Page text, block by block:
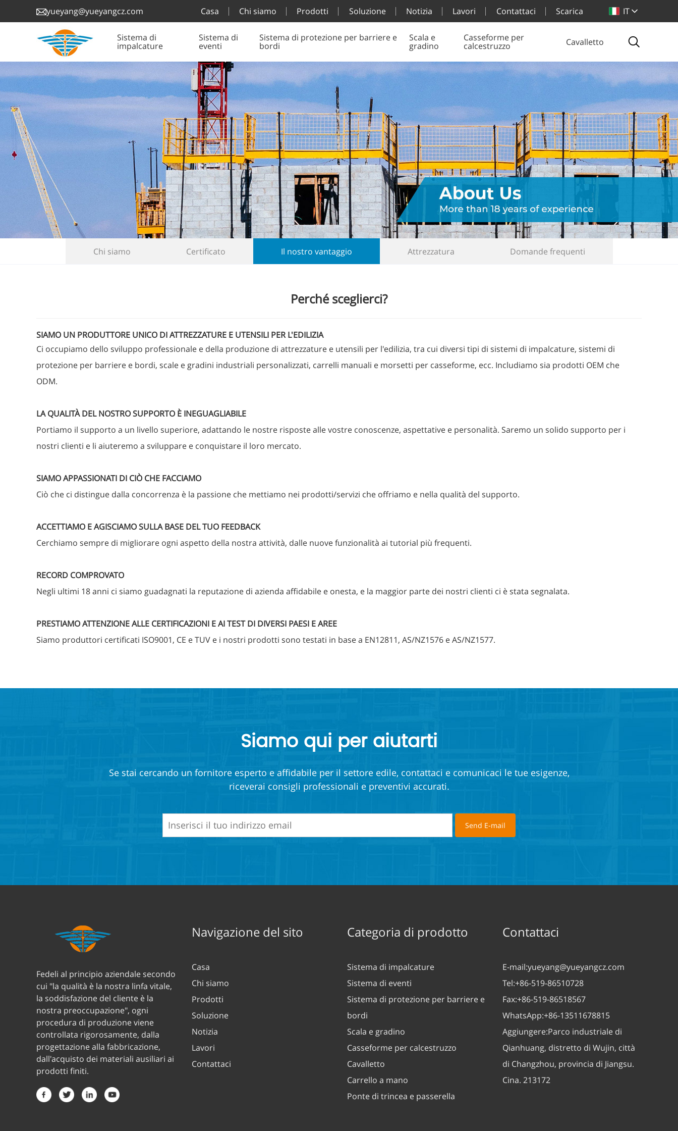
yueyang@yueyangcz.com Casa Chi siamo Prodotti Soluzione Notizia Lavori Contattaci Scarica IT
Sistema di
impalcature
Sistema di
eventi
Sistema di protezione per barriere e
bordi
Scala e
gradino
Casseforme per
calcestruzzo Cavalletto
Chi siamo Certificato Il nostro vantaggio Attrezzatura Domande frequenti
Perché sceglierci?
SIAMO UN PRODUTTORE UNICO DI ATTREZZATURE E UTENSILI PER L'EDILIZIA
Ci occupiamo dello sviluppo professionale e della produzione di attrezzature e utensili per l'edilizia, tra cui diversi tipi di sistemi di impalcature, sistemi di
protezione per barriere e bordi, scale e gradini industriali personalizzati, carrelli manuali e morsetti per casseforme, ecc. Includiamo sia prodotti OEM che
ODM.
LA QUALITÀ DEL NOSTRO SUPPORTO È INEGUAGLIABILE
Portiamo il supporto a un livello superiore, adattando le nostre risposte alle vostre conoscenze, aspettative e personalità. Saremo un solido supporto per i
nostri clienti e li aiuteremo a sviluppare e conquistare il loro mercato.
SIAMO APPASSIONATI DI CIÒ CHE FACCIAMO
Ciò che ci distingue dalla concorrenza è la passione che mettiamo nei prodotti/servizi che offriamo e nella qualità del supporto.
ACCETTIAMO E AGISCIAMO SULLA BASE DEL TUO FEEDBACK
Cerchiamo sempre di migliorare ogni aspetto della nostra attività, dalle nuove funzionalità ai tutorial più frequenti.
RECORD COMPROVATO
Negli ultimi 18 anni ci siamo guadagnati la reputazione di azienda affidabile e onesta, e la maggior parte dei nostri clienti ci è stata segnalata.
PRESTIAMO ATTENZIONE ALLE CERTIFICAZIONI E AI TEST DI DIVERSI PAESI E AREE
Siamo produttori certificati ISO9001, CE e TUV e i nostri prodotti sono testati in base a EN12811, AS/NZ1576 e AS/NZ1577.
Siamo qui per aiutarti
Se stai cercando un fornitore esperto e affidabile per il settore edile, contattaci e comunicaci le tue esigenze,
riceverai consigli professionali e preventivi accurati.
Fedeli al principio aziendale secondo
cui "la qualità è la nostra linfa vitale,
la soddisfazione del cliente è la
nostra preoccupazione", ogni
procedura di produzione viene
controllata rigorosamente, dalla
progettazione alla fabbricazione,
dall'acquisto dei materiali ausiliari ai
prodotti finiti.
Navigazione del sito
Casa
Chi siamo
Prodotti
Soluzione
Notizia
Lavori
Contattaci
Categoria di prodotto
Sistema di impalcature
Sistema di eventi
Sistema di protezione per barriere e
bordi
Scala e gradino
Casseforme per calcestruzzo
Cavalletto
Carrello a mano
Ponte di trincea e passerella
Contattaci
E-mail:yueyang@yueyangcz.com
Tel:+86-519-86510728
Fax:+86-519-86518567
WhatsApp:+86-13511678815
Aggiungere:Parco industriale di
Qianhuang, distretto di Wujin, città
di Changzhou, provincia di Jiangsu.
Cina. 213172